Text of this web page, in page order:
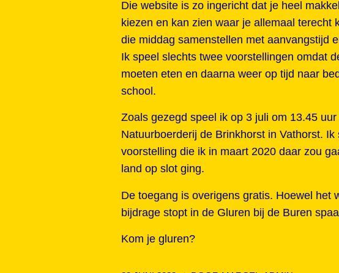
Die website is zo ingericht dat je heel
kiezen en kan zien waar je allemaal terecht
die middag samenstellen met aanvangstijd
Ik speel slechts twee voorstellingen omdat
moeten eten en daarna weer op tijd naar
school.
Zoals gezegd speel ik op 3 juli om 13.45
Natuurboerderij de Brinkhorst in Vathorst.
voorstelling die ik in maart 2020 daar zou
land op slot ging.
De toegang is overigens gratis. Hoewel het
bijdrage stopt in de Gluren bij de Buren
Kom je gluren?